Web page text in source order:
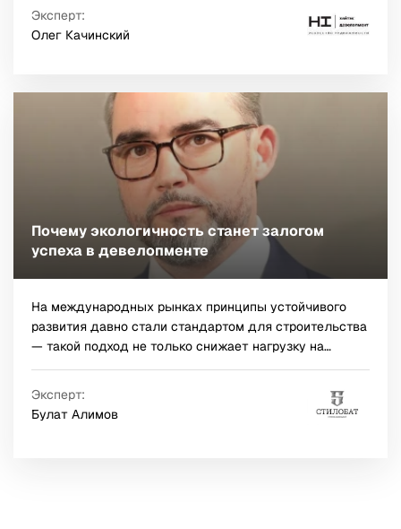
строительством, которое позволяет создавать более
гибкую, человекоориентированную и устойчивую
Эксперт:
Олег Качинский
Почему экологичность станет залогом
успеха в девелопменте
На международных рынках принципы устойчивого
развития давно стали стандартом для строительства
— такой подход не только снижает нагрузку на
окружающую среду, но и приносит ощутимую
закрепляется в последние годы: исследования ГК
«Стилобат» показывают, что современные покупатели
Эксперт:
Булат Алимов